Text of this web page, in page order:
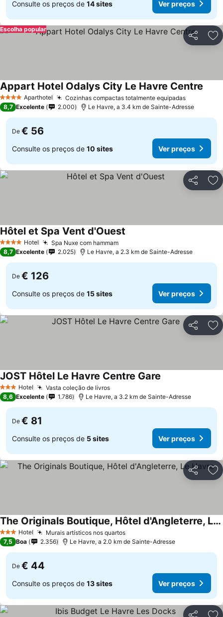
Consulte os preços de 14 sites Ver preços
Partilhar
Escolha popular
4 EstrelasAparthotel Cozinhas compactas totalmente equipadasVer
Appart Hotel Odalys City Le Havre Centre
8,7 Excelente 2.000 Le Havre, a 3.4 km de Sainte-Adresse
De € 56
Consulte os preços de 10 sites Ver preços
Partilhar
4 EstrelasHotel Spa Nuxe com hammamVer preços
Hôtel et Spa Vent d'Ouest
8,7 Excelente 2.025 Le Havre, a 2.3 km de Sainte-Adresse
De € 126
Consulte os preços de 15 sites Ver preços
Partilhar
3 EstrelasHotel Vasta coleção de livrosVer preços
JOST Hôtel Le Havre Centre Gare
8,6 Excelente 1.786 Le Havre, a 3.2 km de Sainte-Adresse
De € 81
Consulte os preços de 5 sites Ver preços
Partilhar
3 EstrelasHotel Murais artísticos nos quartosVer preços
The Originals Boutique, Hôtel d'Angleterre, Le Havre
Ver preços
7,5 Boa 2.356 Le Havre, a 2.0 km de Sainte-Adresse
De € 44
Consulte os preços de 13 sites Ver preços